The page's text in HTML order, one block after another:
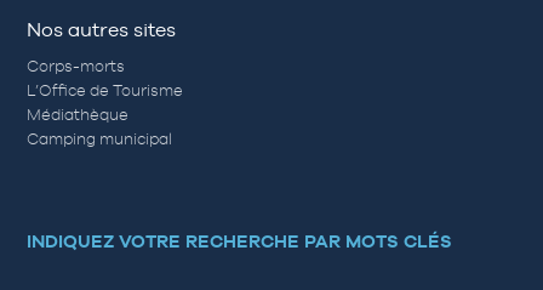
Nos autres sites
Corps-morts
L’Office de Tourisme
Médiathèque
Camping municipal
INDIQUEZ VOTRE RECHERCHE PAR MOTS CLÉS